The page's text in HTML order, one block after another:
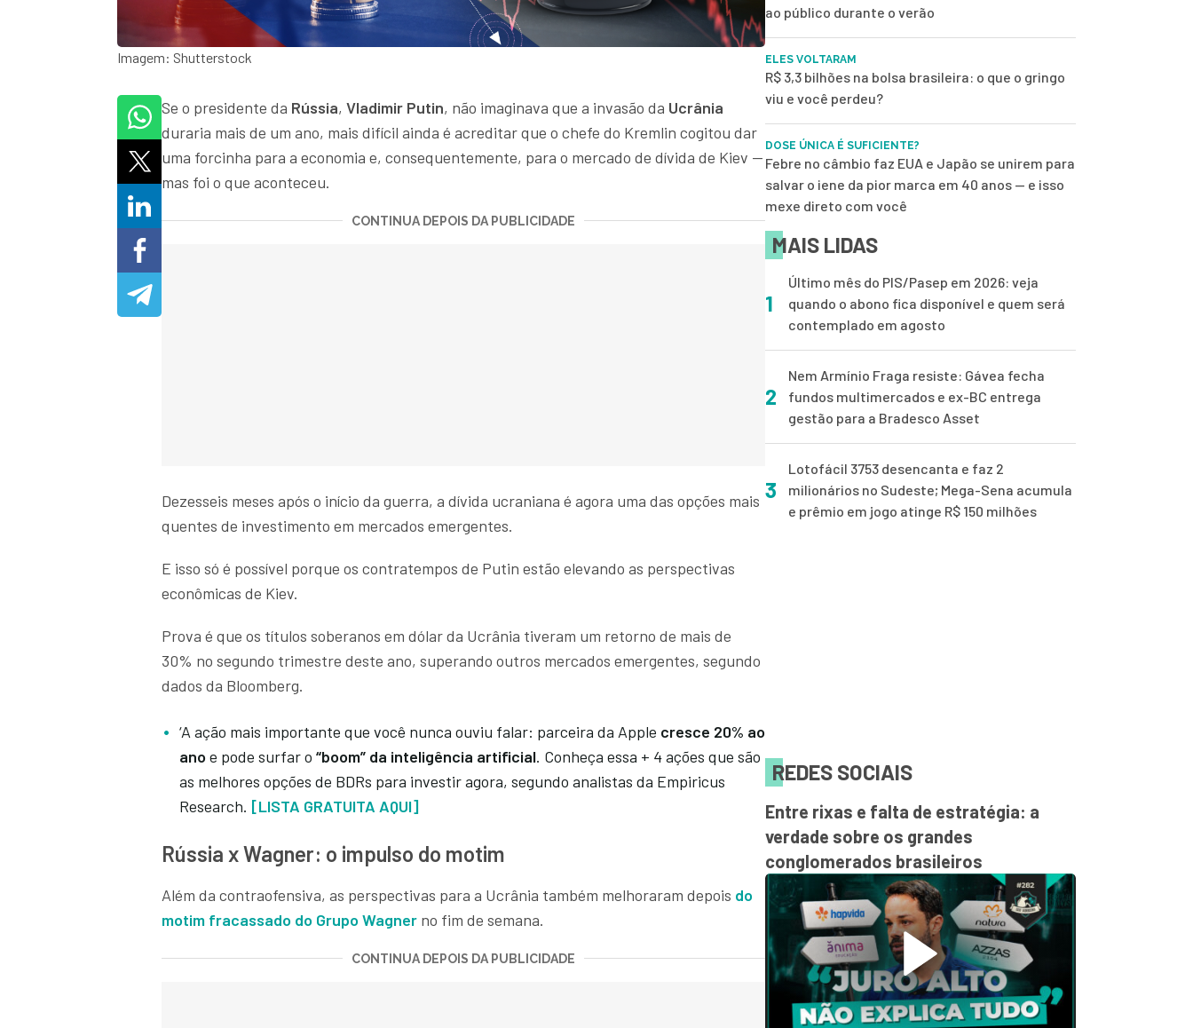
Imagem: Shutterstock
Se o presidente da Rússia, Vladimir Putin, não imaginava que a invasão da Ucrânia
duraria mais de um ano, mais difícil ainda é acreditar que o chefe do Kremlin cogitou dar
uma forcinha para a economia e, consequentemente, para o mercado de dívida de Kiev —
mas foi o que aconteceu.
CONTINUA DEPOIS DA PUBLICIDADE
Dezesseis meses após o início da guerra, a dívida ucraniana é agora uma das opções mais
quentes de investimento em mercados emergentes.
E isso só é possível porque os contratempos de Putin estão elevando as perspectivas
econômicas de Kiev.
Prova é que os títulos soberanos em dólar da Ucrânia tiveram um retorno de mais de
30% no segundo trimestre deste ano, superando outros mercados emergentes, segundo
dados da Bloomberg.
‘A ação mais importante que você nunca ouviu falar: parceira da Apple cresce 20% ao
ano e pode surfar o “boom” da inteligência artificial. Conheça essa + 4 ações que são
as melhores opções de BDRs para investir agora, segundo analistas da Empiricus
Research. [LISTA GRATUITA AQUI]
Rússia x Wagner: o impulso do motim
Além da contraofensiva, as perspectivas para a Ucrânia também melhoraram depois do
motim fracassado do Grupo Wagner no fim de semana.
CONTINUA DEPOIS DA PUBLICIDADE
ao público durante o verão
ELES VOLTARAM
R$ 3,3 bilhões na bolsa brasileira: o que o gringo
viu e você perdeu?
DOSE ÚNICA É SUFICIENTE?
Febre no câmbio faz EUA e Japão se unirem para
salvar o iene da pior marca em 40 anos — e isso
mexe direto com você
MAIS LIDAS
1
Último mês do PIS/Pasep em 2026: veja
quando o abono fica disponível e quem será
contemplado em agosto
2
Nem Armínio Fraga resiste: Gávea fecha
fundos multimercados e ex-BC entrega
gestão para a Bradesco Asset
3
Lotofácil 3753 desencanta e faz 2
milionários no Sudeste; Mega-Sena acumula
e prêmio em jogo atinge R$ 150 milhões
REDES SOCIAIS
Entre rixas e falta de estratégia: a
verdade sobre os grandes
conglomerados brasileiros